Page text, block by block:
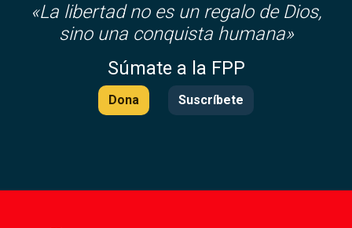
«La libertad no es un regalo de Dios,
sino una conquista humana»
Súmate a la FPP
Dona Suscríbete